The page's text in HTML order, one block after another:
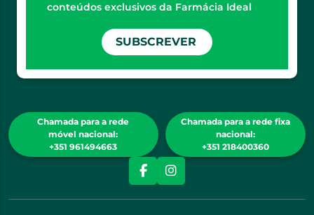
conteúdos exclusivos da Farmácia Ideal
SUBSCREVER
Chamada para a rede
móvel nacional:
+351 961494663
Chamada para a rede fixa
nacional:
+351 218400360